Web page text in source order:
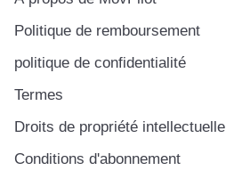
Politique de remboursement
politique de confidentialité
Termes
Droits de propriété intellectuelle
Conditions d'abonnement